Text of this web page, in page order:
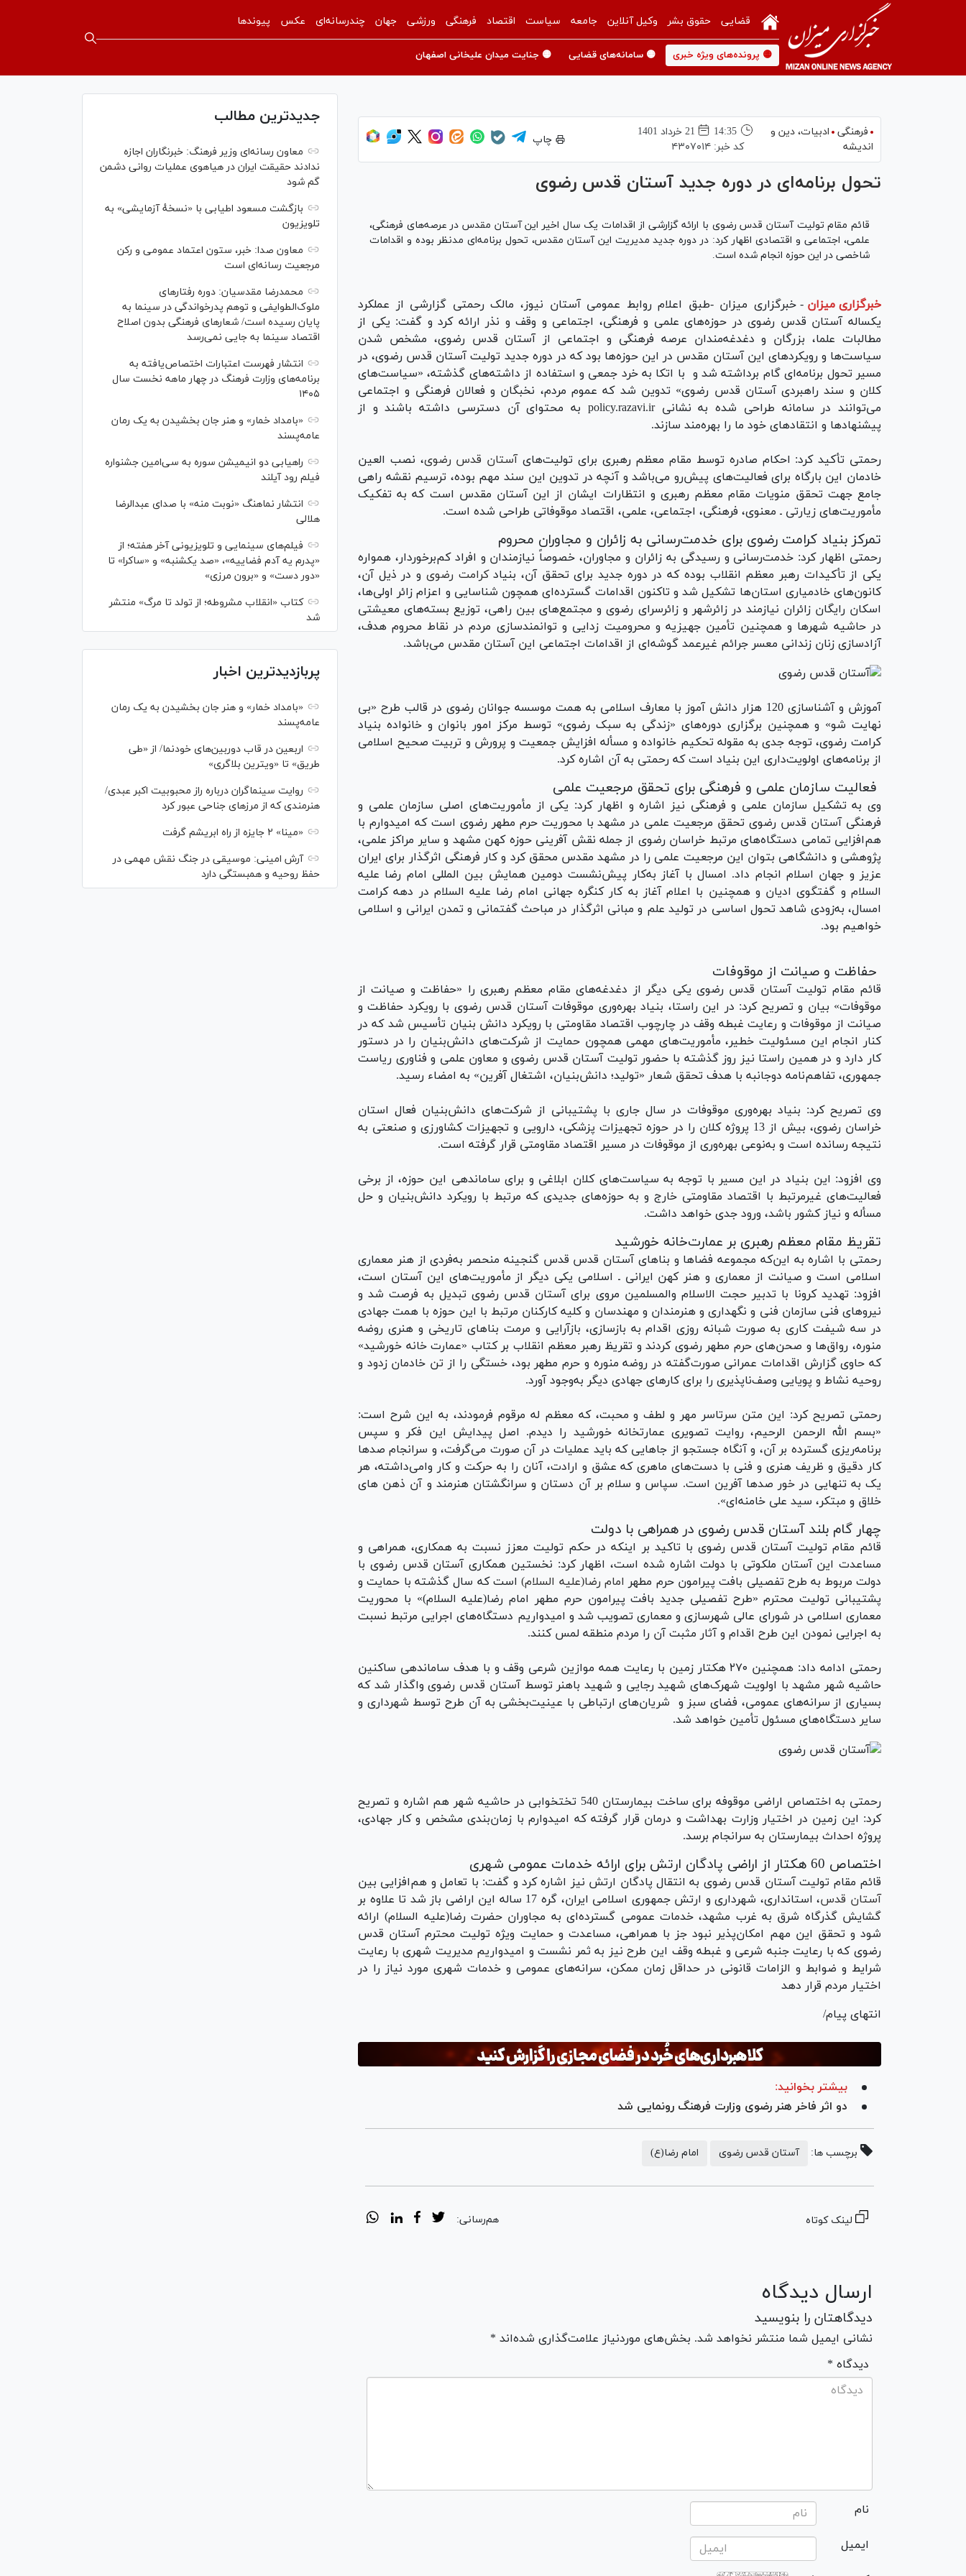
قضایی حقوق بشر وکیل آنلاین جامعه سیاست اقتصاد فرهنگی ورزشی جهان چندرسانه‌ای عکس پیوندها
🟡 پرونده‌های ویژه خبری 🟡 سامانه‌های قضایی 🟡 جنایت میدان علیخانی اصفهان
فرهنگی
ادبیات، دین و
اندیشه
14:35
21 خرداد 1401
کد خبر:۴۳۰۷۰۱۴
چاپ
تحول برنامه‌ای در دوره جدید آستان قدس رضوی
قائم مقام تولیت آستان قدس رضوی با ارائه گزارشی از اقدامات یک سال اخیر این آستان مقدس در عرصه‌های فرهنگی،
علمی، اجتماعی و اقتصادی اظهار کرد: در دوره جدید مدیریت این آستان مقدس، تحول برنامه‌ای مدنظر بوده و اقدامات
شاخصی در این حوزه انجام شده است.
خبرگزاری میزان - خبرگزاری میزان -طبق اعلام روابط عمومی آستان نیوز، مالک رحمتی گزارشی از عملکرد
یکساله آستان قدس رضوی در حوزه‌های علمی و فرهنگی، اجتماعی و وقف و نذر ارائه کرد و گفت: یکی از
مطالبات علما، بزرگان و دغدغه‌مندان عرصه فرهنگی و اجتماعی از آستان قدس رضوی، مشخص شدن
سیاست‌ها و رویکرد‌های این آستان مقدس در این حوزه‌ها بود که در دوره جدید تولیت آستان قدس رضوی، در
مسیر تحول برنامه‌ای گام برداشته شد و با اتکا به خرد جمعی و استفاده از داشته‌های گذشته، «سیاست‌های
کلان و سند راهبردی آستان قدس رضوی» تدوین شد که عموم مردم، نخبگان و فعالان فرهنگی و اجتماعی
می‌توانند در سامانه طراحی شده به نشانی policy.razavi.ir به محتوای آن دسترسی داشته باشند و از
پیشنهادها و انتقادهای خود ما را بهره‌مند سازند.
رحمتی تأکید کرد: احکام صادره توسط مقام معظم رهبری برای تولیت‌هایآستان قدس رضوی، نصب العین
خادمان این بارگاه برای فعالیت‌های پیش‌رو می‌باشد و آنچه در تدوین این سند مهم بوده، ترسیم نقشه راهی
جامع جهت تحقق منویات مقام معظم رهبری و انتظارات ایشان از این آستان مقدس است که به تفکیک
مأموریت‌های زیارتی ـ معنوی، فرهنگی، اجتماعی، علمی، اقتصاد موقوفاتی طراحی شده است.
تمرکز بنیاد کرامت رضوی برای خدمت‌رسانی به زائران و مجاوران محروم
رحمتی اظهار کرد: خدمت‌رسانی و رسیدگی به زائران و مجاوران، خصوصاً نیازمندان و افراد کم‌برخوردار، همواره
یکی از تأکیدات رهبر معظم انقلاب بوده که در دوره جدید برای تحقق آن، بنیادکرامت رضوی و در ذیل آن،
کانون‌های خادمیاری استان‌ها تشکیل شد و تاکنون اقدامات گسترده‌ای همچون شناسایی و اعزام زائر اولی‌ها،
اسکان رایگان زائران نیازمند در زائرشهر و زائرسرای رضوی و مجتمع‌های بین راهی، توزیع بسته‌های معیشتی
در حاشیه شهرها و همچنین تأمین جهیزیه و محرومیت زدایی و توانمندسازی مردم در نقاط محروم هدف،
آزادسازی زنان زندانی معسر جرائم غیرعمد گوشه‌ای از اقدامات اجتماعی این آستان مقدس می‌باشد.
آموزش و آشناسازی 120 هزار دانش آموز با معارف اسلامی به همت موسسه جوانان رضوی در قالب طرح «بی
نهایت شو» و همچنین برگزاری دوره‌های «زندگی به سبک رضوی» توسط مرکز امور بانوان و خانواده بنیاد
کرامت رضوی، توجه جدی به مقوله تحکیم خانواده و مسأله افزایش جمعیت و پرورش و تربیت صحیح اسلامی
از برنامه‌های اولویت‌داری این بنیاد است که رحمتی به آن اشاره کرد.
فعالیت سازمان علمی و فرهنگی برای تحقق مرجعیت علمی
وی به تشکیل سازمان علمی و فرهنگی نیز اشاره و اظهار کرد: یکی از مأموریت‌های اصلی سازمان علمی و
فرهنگی آستان قدس رضوی تحقق مرجعیت علمی در مشهد با محوریت حرم مطهر رضوی است که امیدوارم با
هم‌افزایی تمامی دستگاه‌های مرتبط خراسان رضوی از جمله نقش آفرینی حوزه کهن مشهد و سایر مراکز علمی،
پژوهشی و دانشگاهی بتوان این مرجعیت علمی را در مشهد مقدس محقق کرد و کار فرهنگی اثرگذار برای ایران
عزیز و جهان اسلام انجام داد. امسال با آغاز به‌کار پیش‌نشست دومین همایش بین المللی امام رضا علیه
السلام و گفتگوی ادیان و همچنین با اعلام آغاز به کار کنگره جهانی امام رضا علیه السلام در دهه کرامت
امسال، به‌زودی شاهد تحول اساسی در تولید علم و مبانی اثرگذار در مباحث گفتمانی و تمدن ایرانی و اسلامی
خواهیم بود.
حفاظت و صیانت از موقوفات
قائم مقام تولیت آستان قدس رضوی یکی دیگر از دغدغه‌های مقام معظم رهبری را «حفاظت و صیانت از
موقوفات» بیان و تصریح کرد: در این راستا، بنیاد بهره‌وری موقوفات آستان قدس رضوی با رویکرد حفاظت و
صیانت از موقوفات و رعایت غبطه وقف در چارچوب اقتصاد مقاومتی با رویکرد دانش بنیان تأسیس شد که در
کنار انجام این مسئولیت خطیر، مأموریت‌های مهمی همچون حمایت از شرکت‌های دانش‌بنیان را در دستور
کار دارد و در همین راستا نیز روز گذشته با حضور تولیت آستان قدس رضوی و معاون علمی و فناوری ریاست
جمهوری، تفاهم‌نامه دوجانبه با هدف تحقق شعار «تولید؛ دانش‌بنیان، اشتغال آفرین» به امضاء رسید.
وی تصریح کرد: بنیاد بهره‌وری موقوفات در سال جاری با پشتیبانی از شرکت‌های دانش‌بنیان فعال استان
خراسان رضوی، بیش از 13 پروژه کلان را در حوزه تجهیزات پزشکی، دارویی و تجهیزات کشاورزی و صنعتی به
نتیجه رسانده است و به‌نوعی بهره‌وری از موقوفات در مسیر اقتصاد مقاومتی قرار گرفته است.
وی افزود: این بنیاد در این مسیر با توجه به سیاست‌های کلان ابلاغی و برای ساماندهی این حوزه، از برخی
فعالیت‌های غیرمرتبط با اقتصاد مقاومتی خارج و به حوزه‌های جدیدی که مرتبط با رویکرد دانش‌بنیان و حل
مسأله و نیاز کشور باشد، ورود جدی خواهد داشت.
تقریظ مقام معظم رهبری بر عمارت‌خانه خورشید
رحمتی با اشاره به این‌که مجموعه فضاها و بناهای آستان قدس قدس گنجینه منحصر به‌فردی از هنر معماری
اسلامی است و صیانت از معماری و هنر کهن ایرانی ـ اسلامی یکی دیگر از مأموریت‌های این آستان است،
افزود: تهدید کرونا با تدبیر حجت الاسلام والمسلمین مروی برای آستان قدس رضوی تبدیل به فرصت شد و
نیروهای فنی سازمان فنی و نگهداری و هنرمندان و مهندسان و کلیه کارکنان مرتبط با این حوزه با همت جهادی
در سه شیفت کاری به صورت شبانه روزی اقدام به بازسازی، بازآرایی و مرمت بناهای تاریخی و هنری روضه
منوره، رواق‌ها و صحن‌های حرم مطهر رضوی کردند و تقریظ رهبر معظم انقلاب بر کتاب «عمارت خانه خورشید»
که حاوی گزارش اقدامات عمرانی صورت‌گفته در روضه منوره و حرم مطهر بود، خستگی را از تن خادمان زدود و
روحیه نشاط و پویایی وصف‌ناپذیری را برای کارهای جهادی دیگر به‌وجود آورد.
رحمتی تصریح کرد: این متن سرتاسر مهر و لطف و محبت، که معظم له مرقوم فرمودند، به این شرح است:
«بسم الله الرحمن الرحیم، روایت تصویری عمارتخانه خورشید را دیدم. اصل پیدایش این فکر و سپس
برنامه‌ریزی گسترده بر آن، و آنگاه جستجو از جاهایی که باید عملیات در آن صورت می‌گرفت، و سرانجام صدها
کار دقیق و ظریف هنری و فنی با دست‌های ماهری که عشق و ارادت، آنان را به حرکت و کار وامی‌داشته، هر
یک به تنهایی در خور صدها آفرین است. سپاس و سلام بر آن دستان و سرانگشتان هنرمند و آن ذهن های
خلاق و مبتکر، سید علی خامنه‌ای».
چهار گام بلند آستان قدس رضوی در همراهی با دولت
قائم مقام تولیت آستان قدس رضوی با تاکید بر اینکه در حکم تولیت معزز نسبت به همکاری، همراهی و
مساعدت این آستان ملکوتی با دولت اشاره شده است، اظهار کرد: نخستین همکاری آستان قدس رضوی با
دولت مربوط به طرح تفصیلی بافت پیرامون حرم مطهر امام رضا(علیه السلام) است که سال گذشته با حمایت و
پشتیبانی تولیت محترم «طرح تفصیلی جدید بافت پیرامون حرم مطهر امام رضا(علیه السلام)» با محوریت
معماری اسلامی در شورای عالی شهرسازی و معماری تصویب شد و امیدواریم دستگاه‌های اجرایی مرتبط نسبت
به اجرایی نمودن این طرح اقدام و آثار مثبت آن را مردم منطقه لمس کنند.
رحمتی ادامه داد: همچنین ۲۷۰ هکتار زمین با رعایت همه موازین شرعی وقف و با هدف ساماندهی ساکنین
حاشیه شهر مشهد با اولویت شهرک‌های شهید رجایی و شهید باهنر توسط آستان قدس رضوی واگذار شد که
بسیاری از سرانه‌های عمومی، فضای سبز و شریان‌های ارتباطی با عینیت‌بخشی به آن طرح توسط شهرداری و
سایر دستگاه‌های مسئول تأمین خواهد شد.
رحمتی به اختصاص اراضی موقوفه برای ساخت بیمارستان 540 تختخوابی در حاشیه شهر هم اشاره و تصریح
کرد: این زمین در اختیار وزارت بهداشت و درمان قرار گرفته که امیدوارم با زمان‌بندی مشخص و کار جهادی،
پروژه احداث بیمارستان به سرانجام برسد.
اختصاص 60 هکتار از اراضی پادگان ارتش برای ارائه خدمات عمومی شهری
قائم مقام تولیت آستان قدس رضوی به انتقال پادگان ارتش نیز اشاره کرد و گفت: با تعامل و هم‌افزایی بین
آستان قدس
، استانداری، شهرداری و ارتش جمهوری اسلامی ایران، گره 17 ساله این اراضی باز شد تا علاوه بر
گشایش گذرگاه شرق به غرب مشهد، خدمات عمومی گسترده‌ای به مجاوران حضرت رضا(علیه السلام) ارائه
شود و تحقق این مهم امکان‌پذیر نبود جز با همراهی، مساعدت و حمایت ویژه تولیت محترم آستان قدس
رضوی که با رعایت جنبه شرعی و غبطه وقف این طرح نیز به ثمر نشست و امیدواریم مدیریت شهری با رعایت
شرایط و ضوابط و الزامات قانونی در حداقل زمان ممکن، سرانه‌های عمومی و خدمات شهری مورد نیاز را در
اختیار مردم قرار دهد
انتهای پیام/
بیشتر بخوانید:
دو اثر فاخر هنر رضوی وزارت فرهنگ رونمایی شد
برچسب ها: آستان قدس رضوی امام رضا(ع)
لینک کوتاه هم‌رسانی:
ارسال دیدگاه
دیدگاهتان را بنویسید
نشانی ایمیل شما منتشر نخواهد شد. بخش‌های موردنیاز علامت‌گذاری شده‌اند *
* دیدگاه
نام
ایمیل
جدیدترین مطالب
معاون رسانه‌ای وزیر فرهنگ: خبرنگاران اجازه
ندادند حقیقت ایران در هیاهوی عملیات روانی دشمن
گم شود
بازگشت مسعود اطیابی با «نسخهٔ آزمایشی» به
تلویزیون
معاون صدا: خبر، ستون اعتماد عمومی و رکن
مرجعیت رسانه‌ای است
محمدرضا مقدسیان: دوره رفتارهای
ملوک‌الطوایفی و توهم پدرخواندگی در سینما به
پایان رسیده است/ شعارهای فرهنگی بدون اصلاح
اقتصاد سینما به جایی نمی‌رسد
انتشار فهرست اعتبارات اختصاص‌یافته به
برنامه‌های وزارت فرهنگ در چهار ماهه نخست سال
۱۴۰۵
«بامداد خمار» و هنر جان بخشیدن به یک رمان
عامه‌پسند
راهیابی دو انیمیشن سوره به سی‌امین جشنواره
فیلم رود آیلند
انتشار نماهنگ «نوبت منه» با صدای عبدالرضا
هلالی
فیلم‌های سینمایی و تلویزیونی آخر هفته؛ از
«پدرم یه آدم فضاییه»، «صد یکشنبه» و «ساکرا» تا
«دور دست» و «برون مرزی»
کتاب «انقلاب مشروطه؛ از تولد تا مرگ» منتشر
شد
پربازدیدترین اخبار
«بامداد خمار» و هنر جان بخشیدن به یک رمان
عامه‌پسند
اربعین در قاب دوربین‌های خودنما/ از «طی
طریق» تا «ویترین بلاگری»
روایت سینماگران درباره راز محبوبیت اکبر عبدی/
هنرمندی که از مرزهای جناحی عبور کرد
«مینا» ۲ جایزه از راه ابریشم گرفت
آرش امینی: موسیقی در جنگ نقش مهمی در
حفظ روحیه و همبستگی دارد